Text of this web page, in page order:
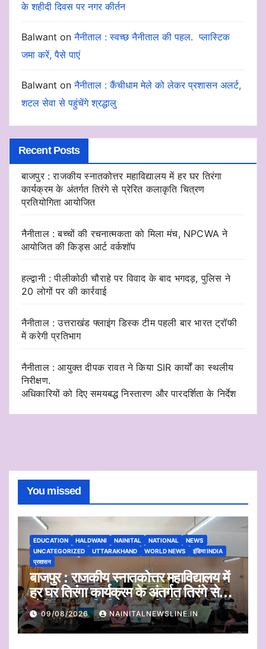
के शहीदी दिवस पर नगर कीर्तन
Balwant onनैनीताल : स्वच्छ नैनीताल की पहल. प्लास्टिक
जमा करें, पैसे पाएं
Balwant onनैनीताल : कैंचीधाम मेले को लेकर प्रशासन अलर्ट,
शटल सेवा से पहुंचेंगे श्रद्धालु
Recent Posts
बाजपुर : राजकीय स्नातकोत्तर महाविद्यालय में हर घर तिरंगा
कार्यक्रम के अंतर्गत तिरंगे से प्रेरित कलाकृति चित्रण
प्रतियोगिता आयोजित
नैनीताल : बच्चों की रचनात्मकता को मिला मंच, NPCWA ने
आयोजित की किड्स आर्ट वर्कशॉप
हल्द्वानी : पीलीकोठी चौराहे पर विवाद के बाद भगदड़, पुलिस ने
20 लोगों पर की कार्रवाई
नैनीताल : उत्तराखंड फ्लाइंग डिस्क टीम पहली बार भारत ट्रॉफी
में करेगी प्रतिभाग
नैनीताल : आयुक्त दीपक रावत ने किया SIR कार्यों का स्थलीय
निरीक्षण.
अधिकारियों को दिए समयबद्ध निस्तारण और पारदर्शिता के निर्देश
You missed
EDUCATION HALDWANI NAINITAL NATIONAL
NEWS
UNCATEGORIZED
UTTARAKHAND WORLD NEWS
इंडिया INDIA
प्रशासन
बाजपुर : राजकीय स्नातकोत्तर महाविद्यालय में
हर घर तिरंगा कार्यक्रम के अंतर्गत तिरंगे से
प्रेरित कलाकृति चित्रण प्रतियोगिता
आयोजित
09/08/2026 NAINITALNEWSLINE.IN